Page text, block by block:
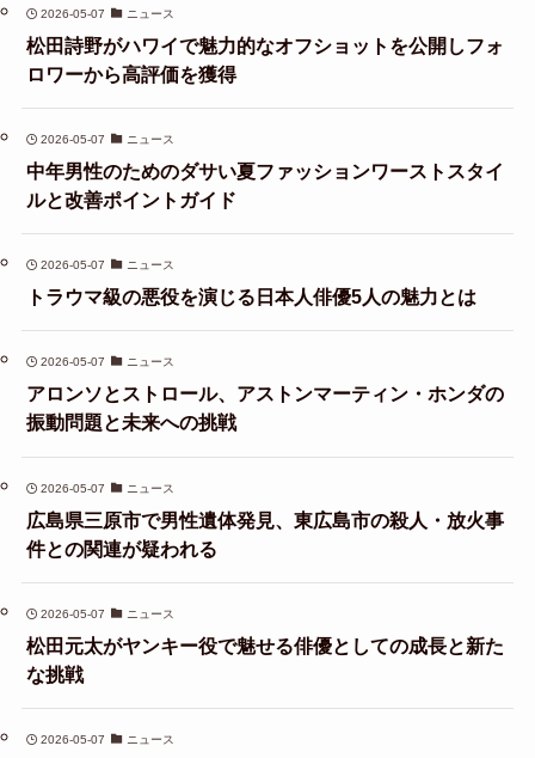
2026-05-07 ニュース
松田詩野がハワイで魅力的なオフショットを公開しフォ
ロワーから高評価を獲得
2026-05-07 ニュース
中年男性のためのダサい夏ファッションワーストスタイ
ルと改善ポイントガイド
2026-05-07 ニュース
トラウマ級の悪役を演じる日本人俳優5人の魅力とは
2026-05-07 ニュース
アロンソとストロール、アストンマーティン・ホンダの
振動問題と未来への挑戦
2026-05-07 ニュース
広島県三原市で男性遺体発見、東広島市の殺人・放火事
件との関連が疑われる
2026-05-07 ニュース
松田元太がヤンキー役で魅せる俳優としての成長と新た
な挑戦
2026-05-07 ニュース